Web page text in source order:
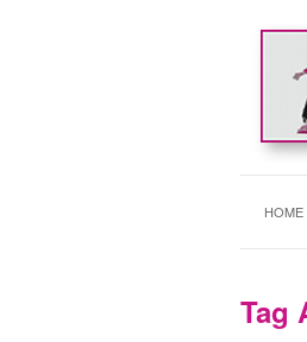
HOME
Tag